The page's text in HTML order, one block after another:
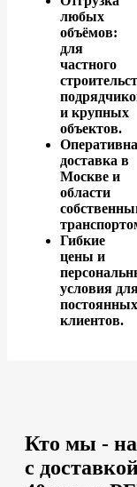
любых
объёмов:
для
частного
и крупных
объектов.
доставка в
Москве и
области
Гибкие
цены и
условия
постоянных
клиентов.
Кто мы -
с